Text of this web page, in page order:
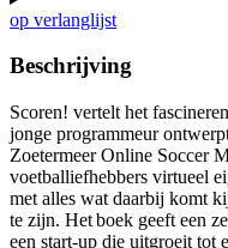
op verlanglijst
Beschrijving
Scoren! vertelt het
jonge programmeur
Zoetermeer Online Soccer
voetballiefhebbers virtueel
met alles wat daarbij komt
te zijn. Het boek geeft een
een start-up die uitgroeit tot